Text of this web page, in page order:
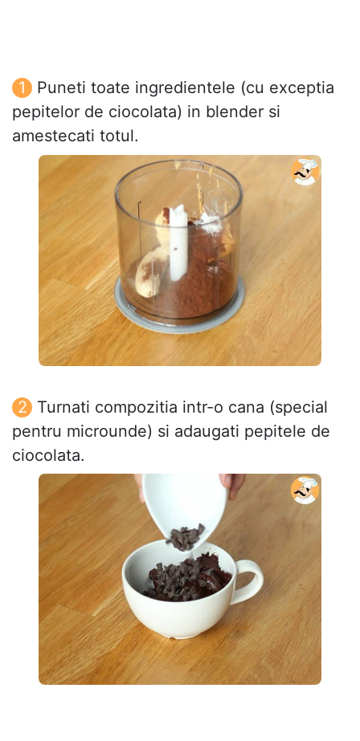
Puneti toate ingredientele (cu exceptia
pepitelor de ciocolata) in blender si
amestecati totul.
Turnati compozitia intr-o cana (special
pentru microunde) si adaugati pepitele de
ciocolata.